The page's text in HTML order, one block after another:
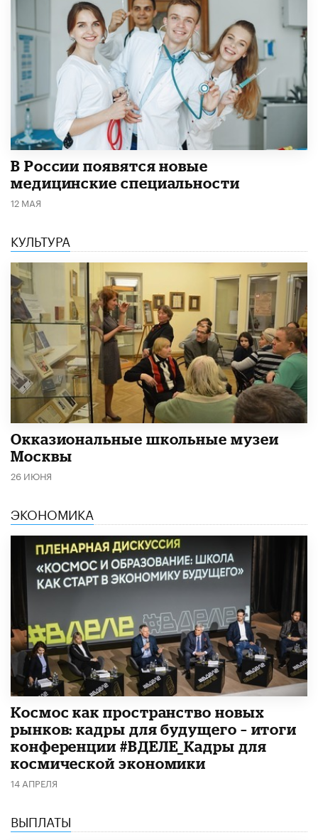
В России появятся новые
медицинские специальности
12 МАЯ
КУЛЬТУРА
​Окказиональные школьные музеи
Москвы
26 ИЮНЯ
ЭКОНОМИКА
Космос как пространство новых
рынков: кадры для будущего – итоги
конференции #ВДЕЛЕ_Кадры для
космической экономики
14 АПРЕЛЯ
ВЫПЛАТЫ